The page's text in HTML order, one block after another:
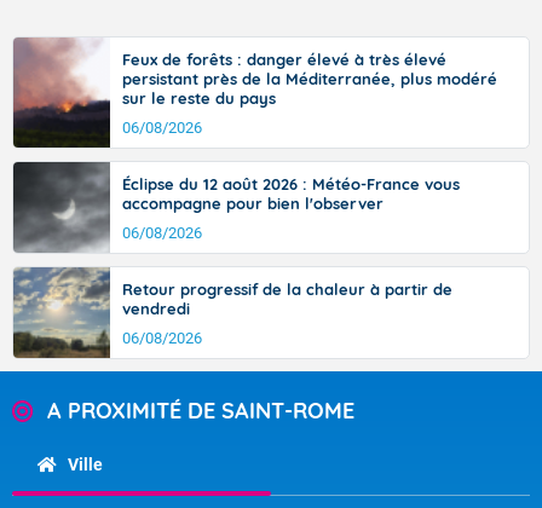
Feux de forêts : danger élevé à très élevé
persistant près de la Méditerranée, plus modéré
sur le reste du pays
06/08/2026
Éclipse du 12 août 2026 : Météo-France vous
accompagne pour bien l'observer
06/08/2026
Retour progressif de la chaleur à partir de
vendredi
06/08/2026
A PROXIMITÉ DE SAINT-ROME
Ville